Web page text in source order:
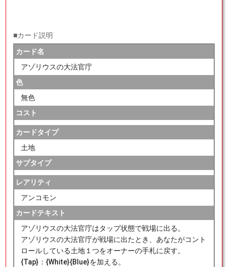
■カード説明
カード名
アゾリウスの大法官庁
色
無色
コスト
カードタイプ
土地
サブタイプ
レアリティ
アンコモン
カードテキスト
アゾリウスの大法官庁はタップ状態で戦場に出る。
アゾリウスの大法官庁が戦場に出たとき、あなたがコント
ロールしている土地１つをオーナーの手札に戻す。
{Tap}：{White}{Blue}を加える。